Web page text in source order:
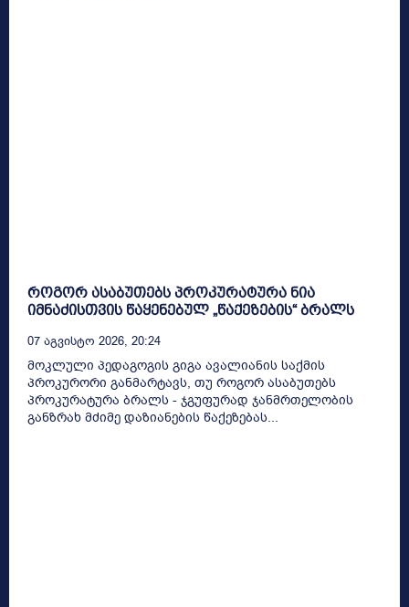
როგორ ასაბუთებს პროკურატურა ნია
იმნაძისთვის წაყენებულ „წაქეზების“ ბრალს
07 Აგვისტო 2026, 20:24
მოკლული პედაგოგის გიგა ავალიანის საქმის
პროკურორი განმარტავს, თუ როგორ ასაბუთებს
პროკურატურა ბრალს - ჯგუფურად ჯანმრთელობის
განზრახ მძიმე დაზიანების წაქეზებას...